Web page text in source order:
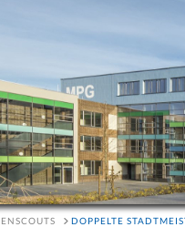
DOPPELTE